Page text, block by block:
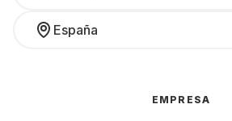
España
EMPRESA